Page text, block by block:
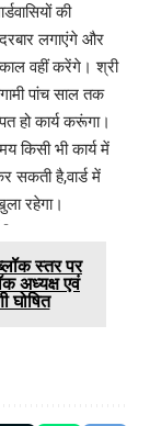
की
लगाएंगे और
वहीं करेंगे। श्री
पांच साल तक
हो कार्य करूंगा।
किसी भी कार्य में
सकती है,वार्ड में
रहेगा।
-
स्तर पर
अध्यक्ष एवं
घोषित